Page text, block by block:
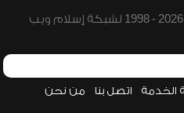
الخدمة اتصل بنا من نحن